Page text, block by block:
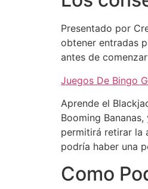
Presentado por
obtener entradas
antes de
Juegos De Bingo
Aprende el
Booming
permitirá retirar la
podría haber una
Como